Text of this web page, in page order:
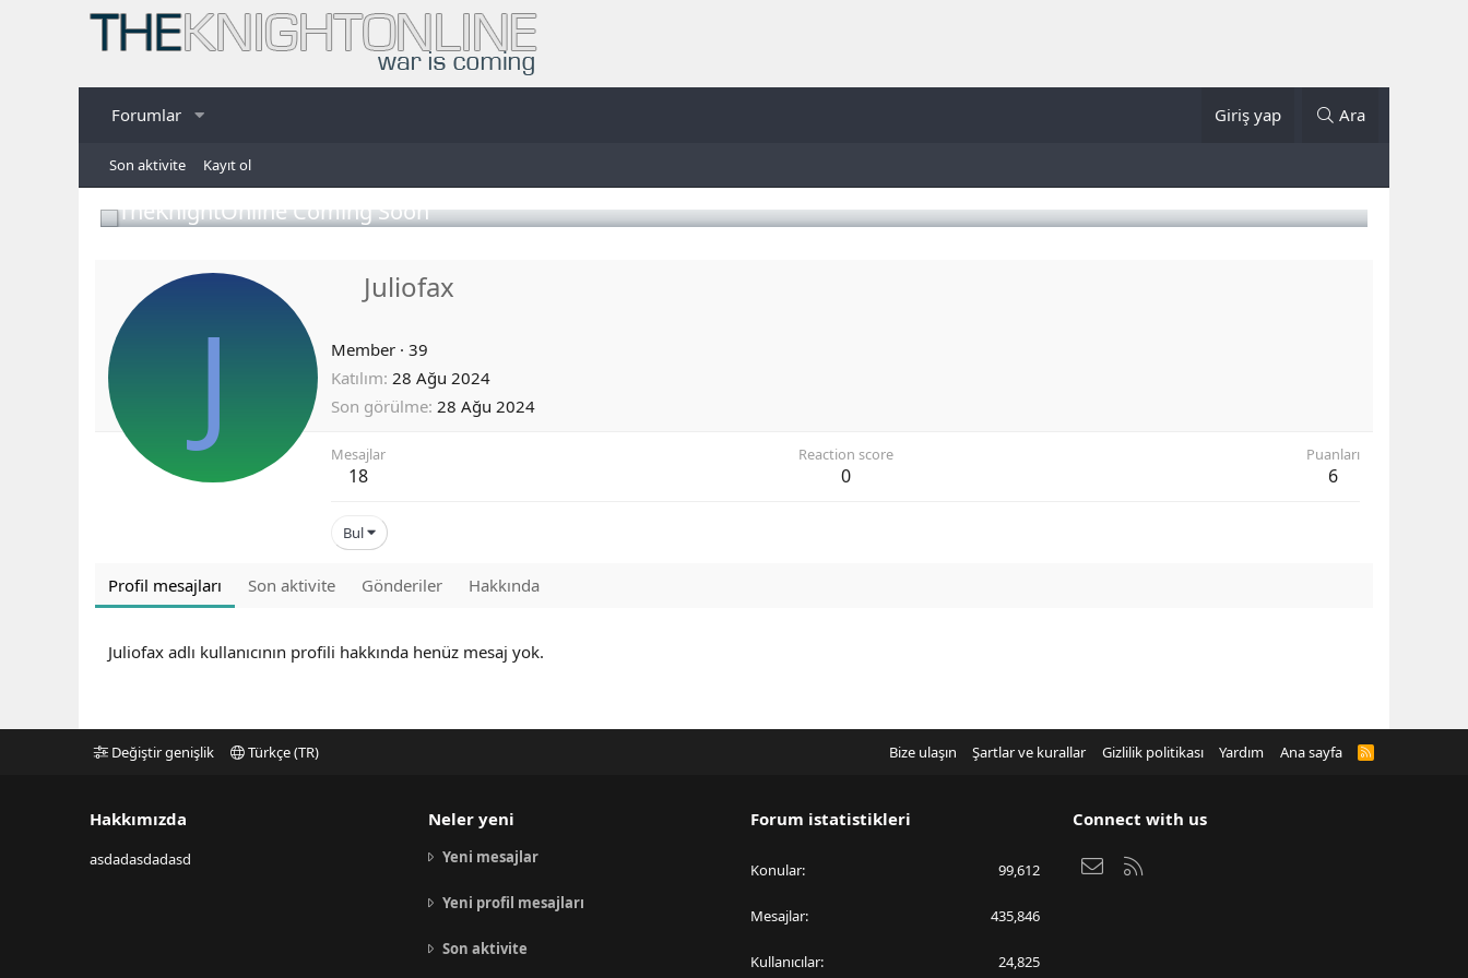
Forumlar Giriş yap Ara
Son aktivite Kayıt ol
TheKnightOnline Coming Soon
J
Juliofax
Member · 39
Katılım 28 Ağu 2024
Son görülme 28 Ağu 2024
Mesajlar
18
Reaction score
0
Puanları
6
Bul
Profil mesajları Son aktivite Gönderiler Hakkında
Juliofax adlı kullanıcının profili hakkında henüz mesaj yok.
Değiştir genişlik Türkçe (TR) Bize ulaşın Şartlar ve kurallar Gizlilik politikası Yardım Ana sayfa
R
Hakkımızda
asdadasdadasd
Neler yeni
Yeni mesajlar
Yeni profil mesajları
Son aktivite
Forum istatistikleri
Konular 99,612
Mesajlar 435,846
Kullanıcılar 24,825
Connect with us
Bize ulaşın